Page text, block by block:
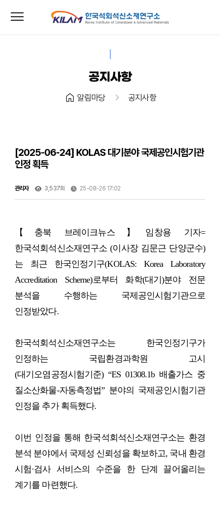
menu
공지사항
home 알림마당 chevron_right 공지사항
[2025-06-24] KOLAS 대기분야 국제공인시험기관
인정 획득
관리자 3,537회 25-08-26 17:02
【충북 브레이크뉴스】임창용 기자=
한국석회석신소재연구소 (이사장 김문근 단양군수)
는 최근 한국인정기구(KOLAS: Korea Laboratory
Accreditation Scheme)로부터 화학(대기)분야 전문
분석을 수행하는 국제공인시험기관으로
인정받았다.
한국석회석신소재연구소는 한국인정기구가
인정하는 국립환경과학원 고시
(대기오염공정시험기준) “ES 01308.1b 배출가스 중
질소산화물-자동측정법” 분야의 국제공인시험기관
인정을 추가 획득했다.
이번 인정을 통해 한국석회석신소재연구소는 환경
분석 분야에서 국제성 신뢰성을 확보하고, 국내 환경
시험·검사 서비스의 수준을 한 단계 끌어올리는
계기를 마련했다.